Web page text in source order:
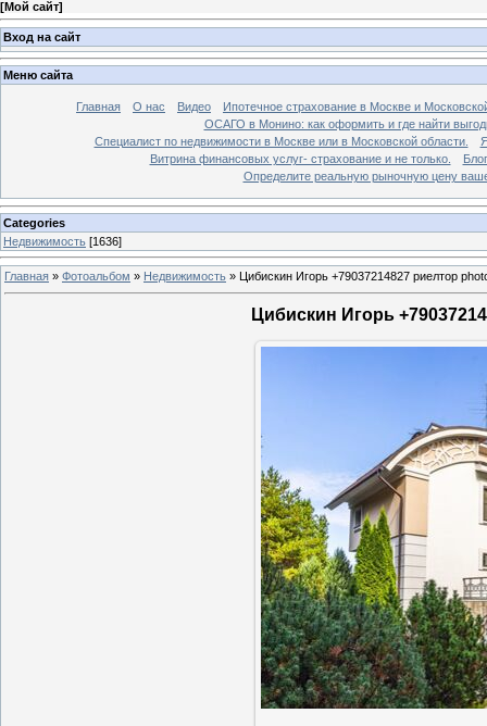
[Мой сайт]
Вход на сайт
Меню сайта
Главная О нас Видео
Ипотечное страхование в Москве и
ОСАГО в Монино: как оформить и где найти
Специалист по недвижимости в Москве или в Московской области.
Витрина финансовых услуг- страхование и не только.
Блог
Определите реальную рыночную цену
Categories
Недвижимость [1636]
Главная » Фотоальбом » Недвижимость » Цибискин Игорь +79037214827 риелтор
Цибискин Игорь